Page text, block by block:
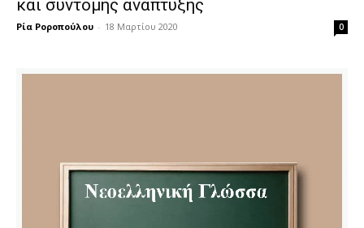
και σύντομης ανάπτυξης
Ρία Ροροπούλου - 18 Μαρτίου 2020 0